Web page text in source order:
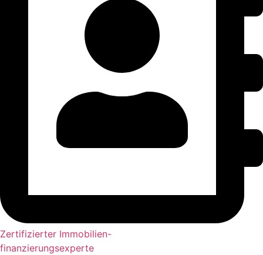
Zertifizierter Immobilien-
finanzierungsexperte